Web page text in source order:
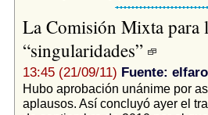
La Comisión Mixta para
“singularidades”
13:45 (21/09/11) Fuente:
Hubo aprobación unánime por
aplausos. Así concluyó ayer el